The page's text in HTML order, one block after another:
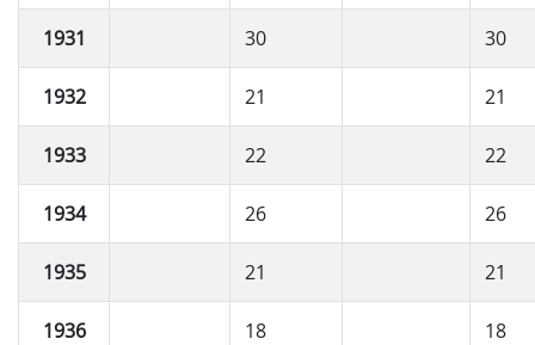
1931 30 30
1932 21 21
1933 22 22
1934 26 26
1935 21 21
1936 18 18